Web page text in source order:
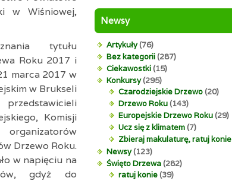
w Wiśniowej,
tytułu
Roku 2017 i
marca 2017 w
w Brukseli
Komisji
Drzewo Roku.
w napięciu na
gdyż do
Newsy
Artykuły(76)
Bez kategorii(287)
Ciekawostki(15)
Konkursy(295)
Czarodziejskie Drzewo(20)
Drzewo Roku(143)
Europejskie Drzewo Roku(29)
Ucz się z klimatem(7)
Zbieraj makulaturę, ratuj konie
Newsy(123)
Święto Drzewa(282)
ratuj konie(39)